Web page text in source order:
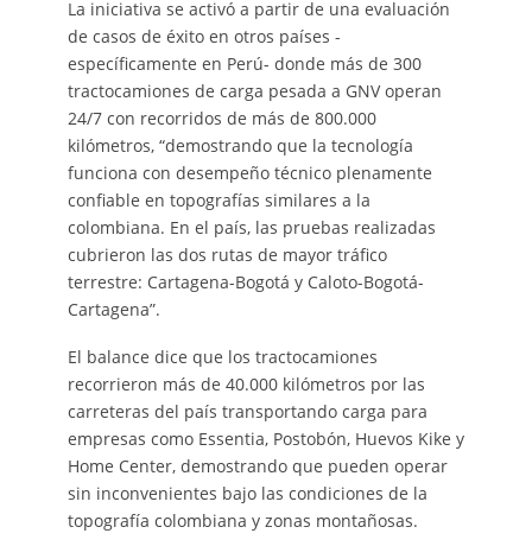
La iniciativa se activó a partir de una evaluación
de casos de éxito en otros países -
específicamente en Perú- donde más de 300
tractocamiones de carga pesada a GNV operan
24/7 con recorridos de más de 800.000
kilómetros, “demostrando que la tecnología
funciona con desempeño técnico plenamente
confiable en topografías similares a la
colombiana. En el país, las pruebas realizadas
cubrieron las dos rutas de mayor tráfico
terrestre: Cartagena-Bogotá y Caloto-Bogotá-
Cartagena”.
El balance dice que los tractocamiones
recorrieron más de 40.000 kilómetros por las
carreteras del país transportando carga para
empresas como Essentia, Postobón, Huevos Kike y
Home Center, demostrando que pueden operar
sin inconvenientes bajo las condiciones de la
topografía colombiana y zonas montañosas.